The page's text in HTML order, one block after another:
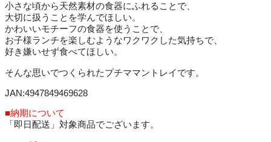
小さな頃から天然素材の食器にふれることで、
大切に扱うことを学んでほしい。
かわいいモチーフの食器を使うことで、
お子様ランチを楽しむようなワクワクした気持ちで、
好き嫌いせず食べてほしい。
そんな思いでつくられたプチママントレイです。
JAN:4947849469628
■納期について
「即日配送」対象商品でございます。